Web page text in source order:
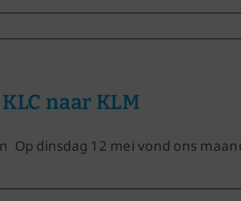
naar KLM
Op dinsdag 12 mei vond ons